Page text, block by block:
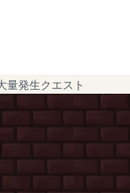
量発生クエスト